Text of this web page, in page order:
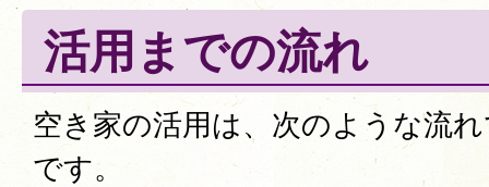
活用までの流れ
空き家の活用は、次のような流
です。